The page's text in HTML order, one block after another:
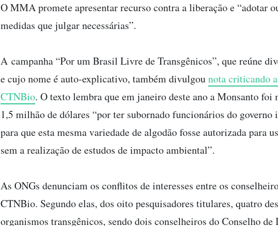
O MMA promete apresentar recurso contra a liberação e “adotar
medidas que julgar necessárias”.
A campanha “Por um Brasil Livre de Transgênicos”, que reúne
e cujo nome é auto-explicativo, também divulgounota criticando
CTNBio. O texto lembra que em janeiro deste ano a Monsanto foi
1,5 milhão de dólares “por ter subornado funcionários do governo
para que esta mesma variedade de algodão fosse autorizada para
sem a realização de estudos de impacto ambiental”.
As ONGs denunciam os conflitos de interesses entre os
CTNBio. Segundo elas, dos oito pesquisadores titulares, quatro
organismos transgênicos, sendo dois conselheiros do Conselho de